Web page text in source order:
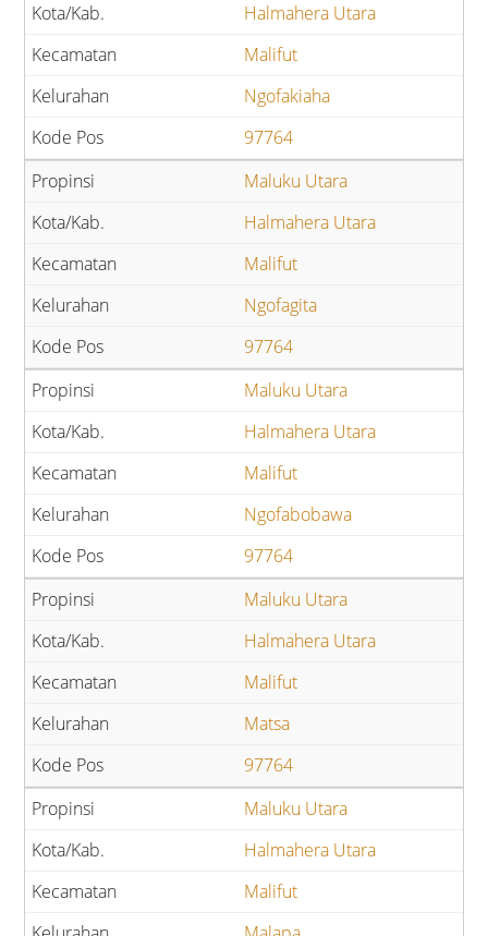
Halmahera Utara
Malifut
Ngofakiaha
97764
Maluku Utara
Halmahera Utara
Malifut
Ngofagita
97764
Maluku Utara
Halmahera Utara
Malifut
Ngofabobawa
97764
Maluku Utara
Halmahera Utara
Malifut
Matsa
97764
Maluku Utara
Halmahera Utara
Malifut